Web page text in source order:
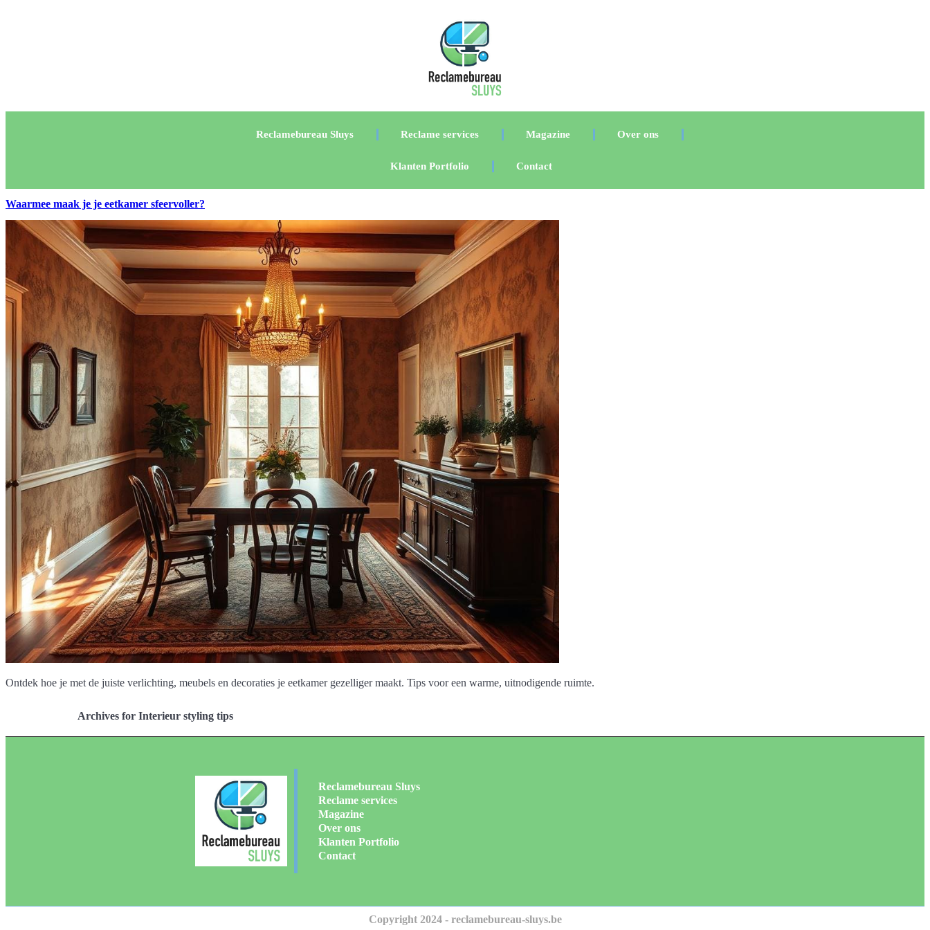
Reclamebureau Sluys Reclame services Magazine Over ons
Klanten Portfolio Contact
Waarmee maak je je eetkamer sfeervoller?
Ontdek hoe je met de juiste verlichting, meubels en decoraties je eetkamer gezelliger maakt. Tips voor een warme, uitnodigende ruimte.
Archives for Interieur styling tips
Reclamebureau Sluys
Reclame services
Magazine
Over ons
Klanten Portfolio
Contact
Copyright 2024 - reclamebureau-sluys.be